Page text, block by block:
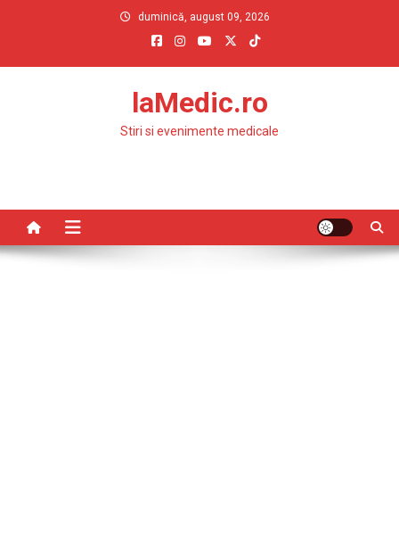
duminică, august 09, 2026
laMedic.ro
Stiri si evenimente medicale